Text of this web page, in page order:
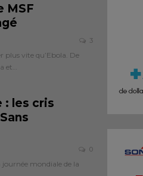
MSF
3
plus vite qu’Ebola. De
et…
: les cris
0
journée mondiale de la